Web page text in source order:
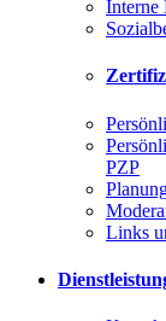
Interne
PZP
Links